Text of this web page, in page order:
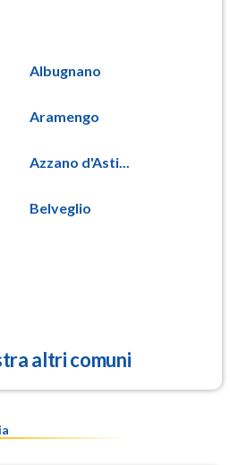
Albugnano
Aramengo
Azzano d'Asti...
Belveglio
altri comuni